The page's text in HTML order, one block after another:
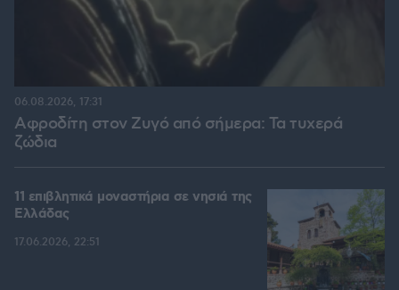
Αφροδίτη στον Ζυγό από σήμερα: Τα τυχερά
ζώδια
06.08.2026, 17:31
11 επιβλητικά μοναστήρια σε νησιά της
Ελλάδας
17.06.2026, 22:51